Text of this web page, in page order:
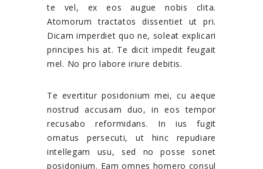
te vel, ex eos augue nobis clita.
Atomorum tractatos dissentiet ut pri.
Dicam imperdiet quo ne, soleat explicari
principes his at. Te dicit impedit feugait
mel. No pro labore iriure debitis.
Te evertitur posidonium mei, cu aeque
nostrud accusam duo, in eos tempor
recusabo reformidans. In ius fugit
ornatus persecuti, ut hinc repudiare
intellegam usu, sed no posse sonet
posidonium. Eam omnes homero consul